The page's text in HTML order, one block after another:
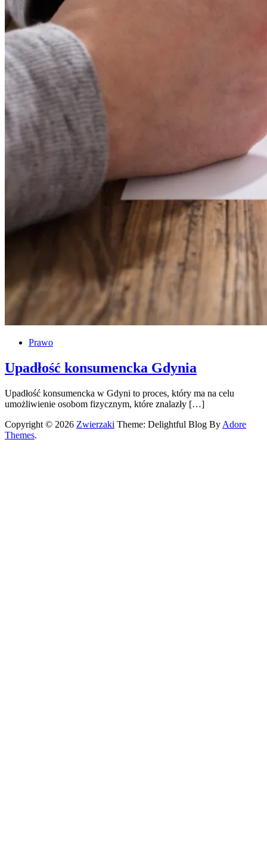
Prawo
Upadłość konsumencka Gdynia
Upadłość konsumencka w Gdyni to proces, który ma na celu
umożliwienie osobom fizycznym, które znalazły […]
Copyright © 2026 Zwierzaki Theme: Delightful Blog By Adore
Themes.